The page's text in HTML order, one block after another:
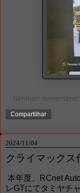
Nenhum comentário:
Compartilhar
2024/11/04
クライマックス
本年度、RCnet
レGTにてタミヤチ